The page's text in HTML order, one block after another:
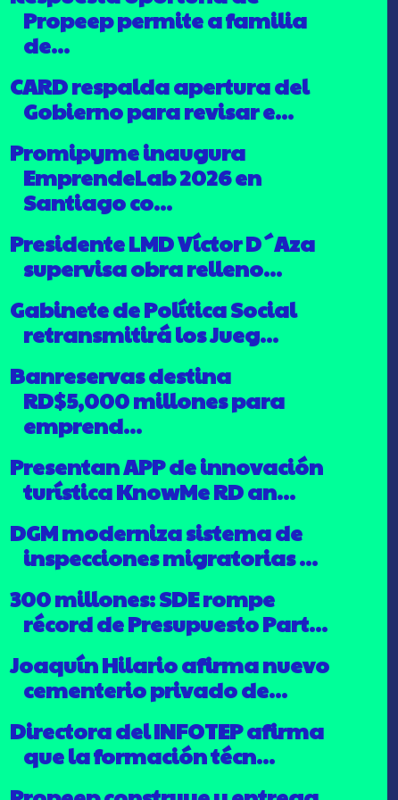
Propeep permite a familia
de...
CARD respalda apertura del
Gobierno para revisar e...
Promipyme inaugura
EmprendeLab 2026 en
Santiago co...
Presidente LMD Víctor D´Aza
supervisa obra relleno...
Gabinete de Política Social
retransmitirá los Jueg...
Banreservas destina
RD$5,000 millones para
emprend...
Presentan APP de innovación
turística KnowMe RD an...
DGM moderniza sistema de
inspecciones migratorias ...
300 millones: SDE rompe
récord de Presupuesto Part...
Joaquín Hilario afirma nuevo
cementerio privado de...
Directora del INFOTEP afirma
que la formación técn...